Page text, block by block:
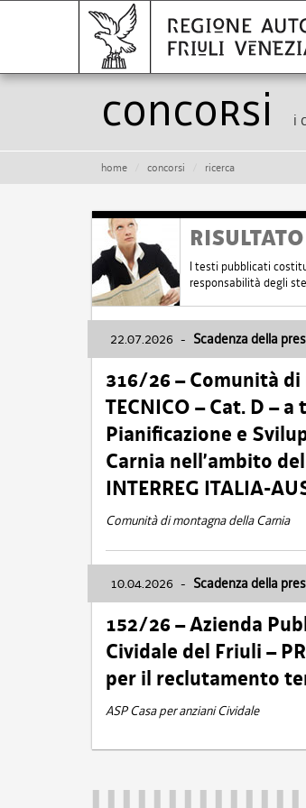
Concorsi i
home concorsi ricerca
I testi pubblicati
responsabilità degli
22.07.2026 - Scadenza della
316/26 – Comunità di
TECNICO – Cat. D –
Pianificazione e
Carnia nell’ambito
INTERREG ITALIA-
Comunità di montagna della Carnia
10.04.2026 - Scadenza della
152/26 – Azienda
Cividale del Friuli –
per il reclutamento
ASP Casa per anziani Cividale